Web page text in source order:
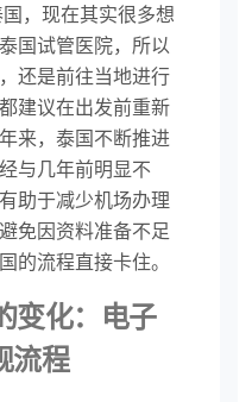
，现在其实很多想
国试管医院，所以
还是前往当地进行
建议在出发前重新
来，泰国不断推进
与几年前明显不
助于减少机场办理
免因资料准备不足
的流程直接卡住。
变化：电子
流程